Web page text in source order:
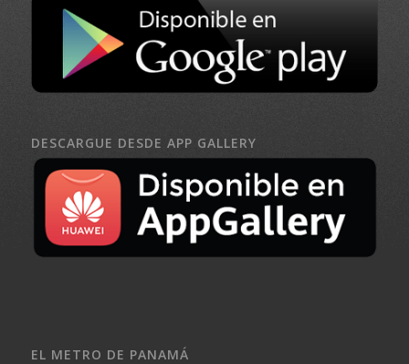
DESCARGUE DESDE APP GALLERY
EL METRO DE PANAMÁ